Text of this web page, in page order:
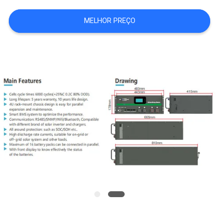
CONTACTE-
NOS
SOLICITE UM
ORÇAMENTO
MAPA
MELHOR PREÇO